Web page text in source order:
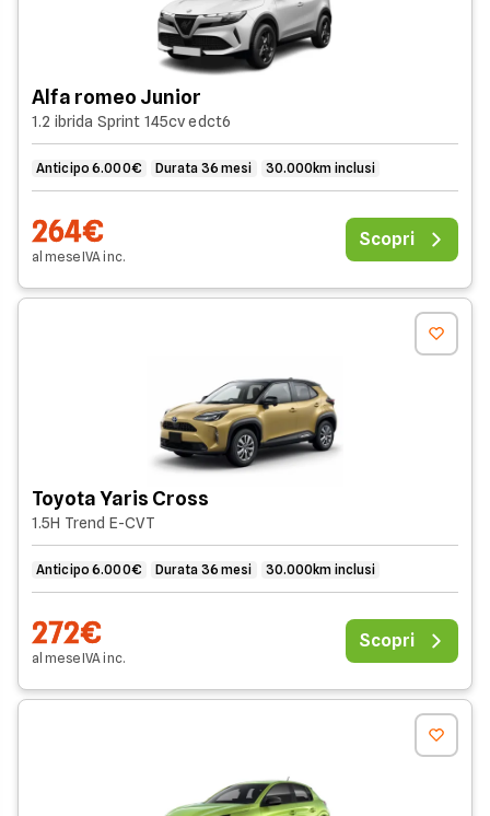
Alfa romeo Junior
1.2 ibrida Sprint 145cv edct6
Anticipo 6.000€ Durata 36 mesi 30.000km inclusi
264€
al meseIVAinc.
Scopri
Toyota Yaris Cross
1.5H Trend E-CVT
Anticipo 6.000€ Durata 36 mesi 30.000km inclusi
272€
al meseIVAinc.
Scopri